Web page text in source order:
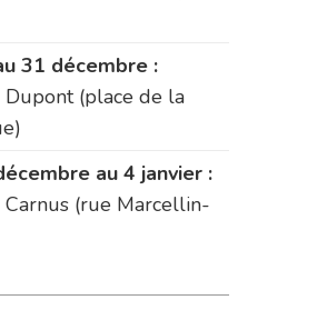
31 décembre :
Dupont (place de la
au 4 janvier :
Carnus (rue Marcellin-